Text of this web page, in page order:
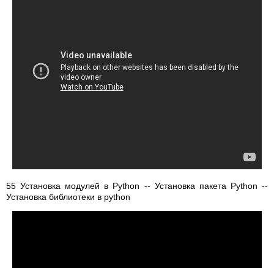
55 Установка модулей в Python -- Установка пакета Python --
Установка библиотеки в python